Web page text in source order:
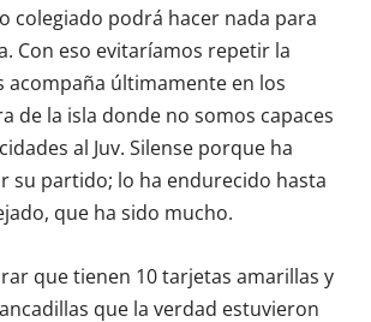
colegiado podrá hacer nada para
Con eso evitaríamos repetir la
acompaña últimamente en los
de la isla donde no somos capaces
al Juv. Silense porque ha
su partido; lo ha endurecido hasta
que ha sido mucho.
que tienen 10 tarjetas amarillas y
que la verdad estuvieron